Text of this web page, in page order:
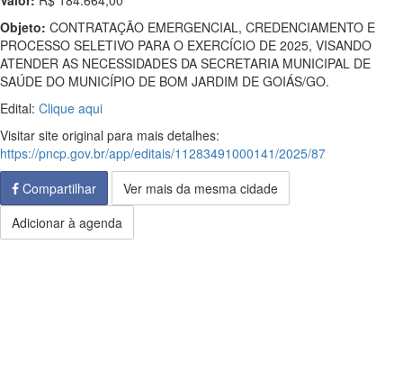
Objeto: CONTRATAÇÃO EMERGENCIAL, CREDENCIAMENTO E
PROCESSO SELETIVO PARA O EXERCÍCIO DE 2025, VISANDO
ATENDER AS NECESSIDADES DA SECRETARIA MUNICIPAL DE
SAÚDE DO MUNICÍPIO DE BOM JARDIM DE GOIÁS/GO.
Edital: Clique aqui
Visitar site original para mais detalhes:
https://pncp.gov.br/app/editais/11283491000141/2025/87
Compartilhar
Ver mais da mesma cidade
Adicionar à agenda